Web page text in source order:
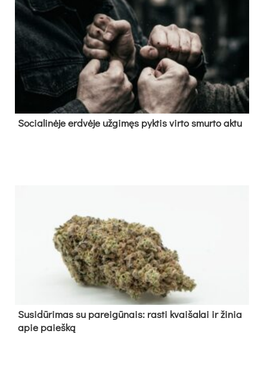
So­cia­li­nė­je erd­vė­je už­gi­męs pyk­tis vir­to smur­to ak­tu
Su­si­dū­ri­mas su pa­rei­gū­nais: ras­ti kvai­ša­lai ir ži­nia
apie paieš­ką